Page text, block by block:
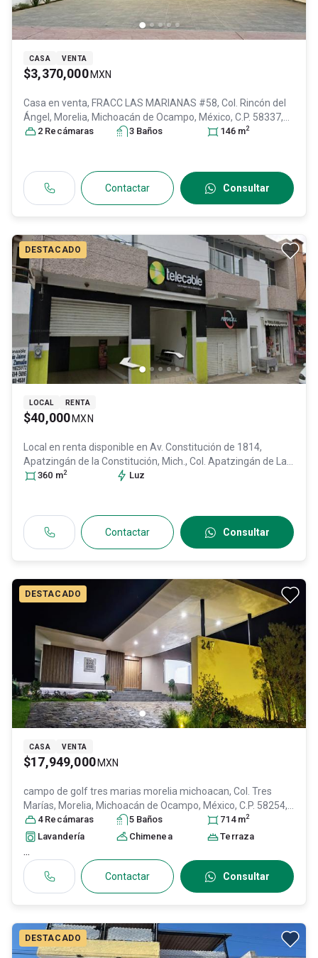
CASA VENTA
$3,370,000 MXN
Casa en venta, FRACC LAS MARIANAS #58, Col. Rincón del
Ángel, Morelia, Michoacán de Ocampo, México, C.P. 58337,
ID:30682340
2 Recámaras 3 Baños 146 m2
Contactar Consultar
DESTACADO
LOCAL RENTA
$40,000 MXN
Local en renta disponible en Av. Constitución de 1814,
Apatzingán de la Constitución, Mich., Col. Apatzingán de La
Constitución Centro,
Apatzingán
360 m2 Luz
Contactar Consultar
DESTACADO
CASA VENTA
$17,949,000 MXN
campo de golf tres marias morelia michoacan, Col. Tres
Marías, Morelia, Michoacán de Ocampo, México, C.P. 58254,
ID:30308788
4 Recámaras 5 Baños 714 m2
Lavandería Chimenea Terraza
...
Contactar Consultar
DESTACADO